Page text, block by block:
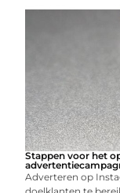
Stappen voor het
Adverteren op